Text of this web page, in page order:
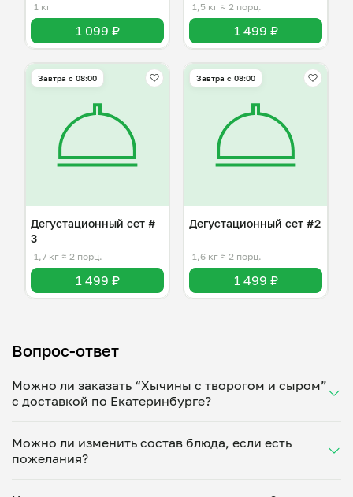
1 кг
1 099 ₽
1,5 кг ≈ 2 порц.
1 499 ₽
Завтра c 08:00
Дегустационный сет #
3
1,7 кг ≈ 2 порц.
1 499 ₽
Завтра c 08:00
Дегустационный сет #2
1,6 кг ≈ 2 порц.
1 499 ₽
Вопрос-ответ
Можно ли заказать “Хычины с творогом и сыром”
с доставкой по Екатеринбурге?
Укажите удобное время — и получите свежее
домашнее блюдо в большой порции прямо с плиты.
минут. Статус заказа отслеживайте в личном
Можно ли изменить состав блюда, если есть
пожелания?